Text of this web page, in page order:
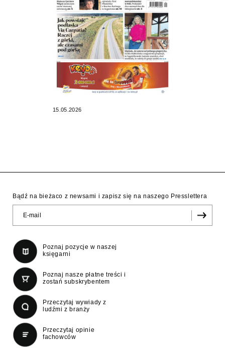
15.05.2026
Bądź na bieżaco z newsami i zapisz się na naszego Presslettera
Poznaj pozycje w naszej
księgarni
Poznaj nasze płatne treści i
zostań subskrybentem
Przeczytaj wywiady z
ludźmi z branży
Przeczytaj opinie
fachowców